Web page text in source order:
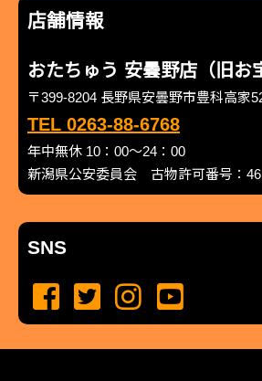
店舗情報
おたちゅう 安曇野店（旧お
〒399-8204 長野県安曇野市豊科高家
TEL 0263-88-6768
年中無休 10：00～24：00
新潟県公安委員会 古物許可番号：
SNS